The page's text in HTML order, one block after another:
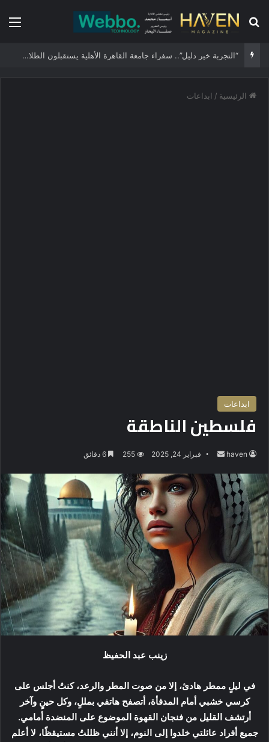
بحث عن
“التجربة خير دليل”.. سفراء جامعة القاهرة الأهلية يستقبلون الطلاب الجدد ويجسدون هوية الجامعة وثقافة التميز
الرئيسية / ابداعات
ابداعات
فلسطين الناطقة
haven
س
ا
إ
ل
ك
ت
ي
ا
فبراير 24, 2025 255
زينب عبد الحفيظ
في ليلٍ ممطر هادئ، إلا من صوت المطر والرعد، كنتُ أجلس على
كرسي خشبي أمام المدفأة، أتصفح هاتفي بمللٍ، وكل حينٍ وآخر
أرتشف القليل من فنجان القهوة الموضوع على المنضدة أمامي.
جميع أفراد عائلتي خلدوا إلى النوم، إلا أنني ظللتُ مستيقظًا، لا أعلم